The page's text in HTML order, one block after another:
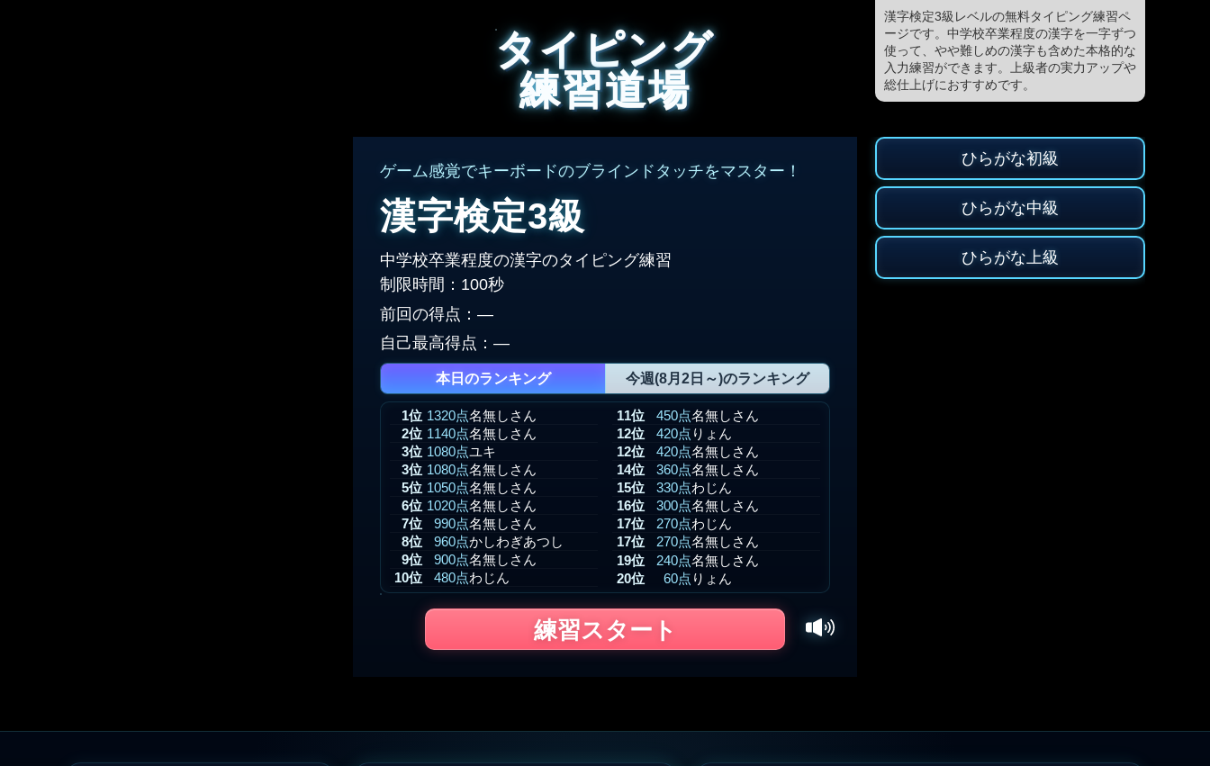
タイピング
練習道場
漢字検定3級レベルの無料タイピング練習ペ
ージです。中学校卒業程度の漢字を一字ずつ
使って、やや難しめの漢字も含めた本格的な
入力練習ができます。上級者の実力アップや
総仕上げにおすすめです。
ゲーム感覚でキーボードのブラインドタッチをマスター！
漢字検定3級
中学校卒業程度の漢字のタイピング練習
制限時間：100秒
前回の得点： ―
自己最高得点： ―
本日のランキング 今週(8月2日～)のランキング
1位 1320点名無しさん
2位 1140点名無しさん
3位 1080点ユキ
3位 1080点名無しさん
5位 1050点名無しさん
6位 1020点名無しさん
7位
990点名無しさん
8位
960点かしわぎあつし
9位
900点名無しさん
10位
480点わじん
11位 450点名無しさん
12位
420点 りょん
12位
420点名無しさん
14位
360点名無しさん
15位
330点わじん
16位
300点名無しさん
17位
270点わじん
17位
270点名無しさん
19位
240点名無しさん
20位
60点 りょん
練習スタート
ひらがな初級
ひらがな中級
ひらがな上級